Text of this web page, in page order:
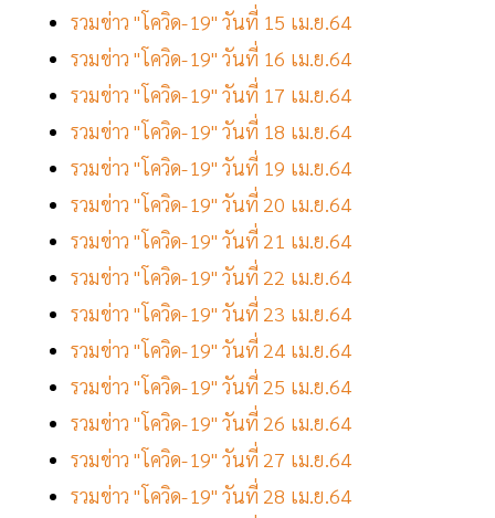
รวมข่าว "โควิด-19" วันที่ 15 เม.ย.64
รวมข่าว "โควิด-19" วันที่ 16 เม.ย.64
รวมข่าว "โควิด-19" วันที่ 17 เม.ย.64
รวมข่าว "โควิด-19" วันที่ 18 เม.ย.64
รวมข่าว "โควิด-19" วันที่ 19 เม.ย.64
รวมข่าว "โควิด-19" วันที่ 20 เม.ย.64
รวมข่าว "โควิด-19" วันที่ 21 เม.ย.64
รวมข่าว "โควิด-19" วันที่ 22 เม.ย.64
รวมข่าว "โควิด-19" วันที่ 23 เม.ย.64
รวมข่าว "โควิด-19" วันที่ 24 เม.ย.64
รวมข่าว "โควิด-19" วันที่ 25 เม.ย.64
รวมข่าว "โควิด-19" วันที่ 26 เม.ย.64
รวมข่าว "โควิด-19" วันที่ 27 เม.ย.64
รวมข่าว "โควิด-19" วันที่ 28 เม.ย.64